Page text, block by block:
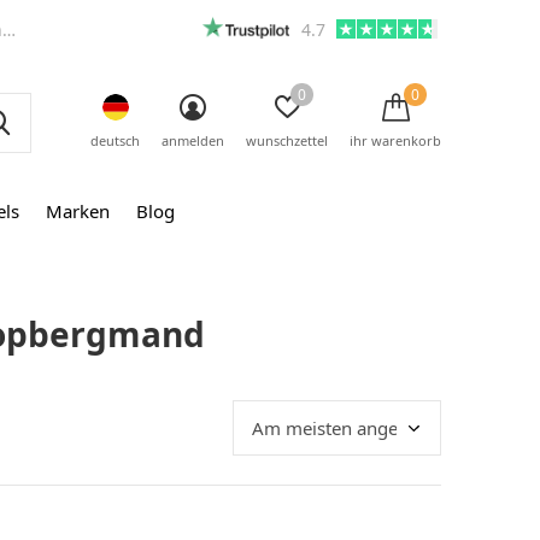
Marken Blog
deutsch anmelden wunschzettel
0
ihr warenkorb
0
4.7